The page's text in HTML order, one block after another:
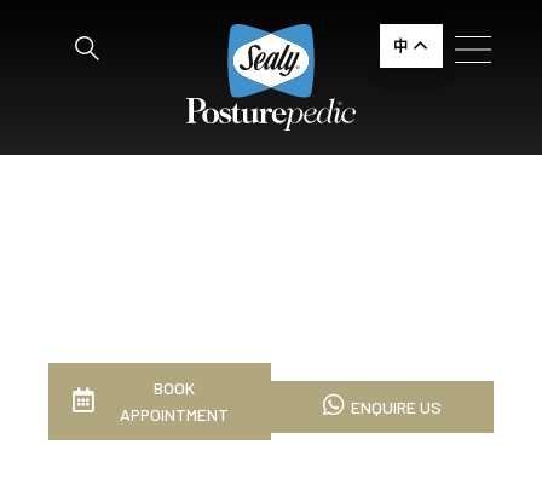
中
BOOK
APPOINTMENT
ENQUIRE US